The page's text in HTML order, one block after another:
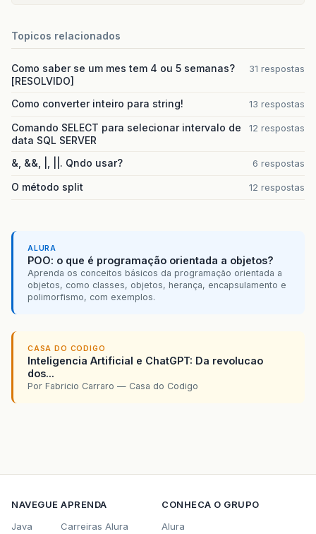
Topicos relacionados
Como saber se um mes tem 4 ou 5 semanas?
[RESOLVIDO]
31 respostas
Como converter inteiro para string! 13 respostas
Comando SELECT para selecionar intervalo de
data SQL SERVER
12 respostas
&, &&, |, ||. Qndo usar? 6 respostas
O método split 12 respostas
ALURA
POO: o que é programação orientada a objetos?
Aprenda os conceitos básicos da programação orientada a
objetos, como classes, objetos, herança, encapsulamento e
polimorfismo, com exemplos.
CASA DO CODIGO
Inteligencia Artificial e ChatGPT: Da revolucao
dos...
Por Fabricio Carraro — Casa do Codigo
NAVEGUE
Java
APRENDA
Carreiras Alura
CONHECA O GRUPO
Alura